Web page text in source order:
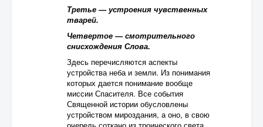
Третье — устроения чувственных
тварей.
Четвертое — смотрительного
снисхождения Слова.
Здесь перечисляются аспекты
устройства неба и земли. Из понимания
которых дается понимание вообще
миссии Спасителя. Все события
Священной истории обусловлены
устройством мироздания, а оно, в свою